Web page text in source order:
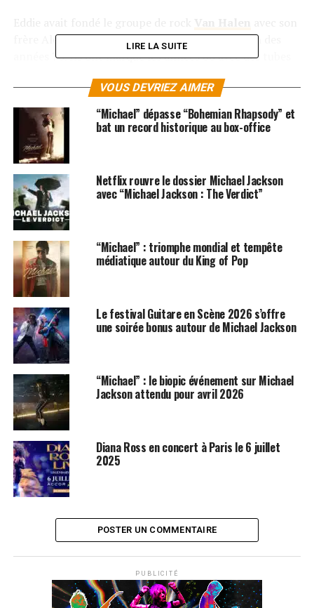
frère Alex et le chanteurDavid Lee Rothà la fin des
années 70. Ils ont marqué les années 80 avec des tubes
devil, ou bien encoreHot For TeacheretEruption.
Eddie Van Halenest surtout connu pour avoir
composé le célèbre solo de guitare du titre
Michael Jackson
LES ALBUMS D’EDDY VAN HALEN SONT
DISPONIBLES ICI
SUJETS ASSOCIÉS:
LIRE LA SUITE
VOUS DEVRIEZ AIMER
“Michael” dépasse “Bohemian Rhapsody” et
bat un record historique au box-office
Netflix rouvre le dossier Michael Jackson
avec “Michael Jackson : The Verdict”
“Michael” : triomphe mondial et tempête
médiatique autour du King of Pop
Le festival Guitare en Scène 2026 s’offre
une soirée bonus autour de Michael Jackson
“Michael” : le biopic événement sur Michael
Jackson attendu pour avril 2026
Diana Ross en concert à Paris le 6 juillet
2025
POSTER UN COMMENTAIRE
PUBLICITÉ